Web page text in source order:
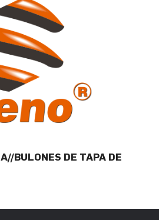
BULONES DE TAPA DE